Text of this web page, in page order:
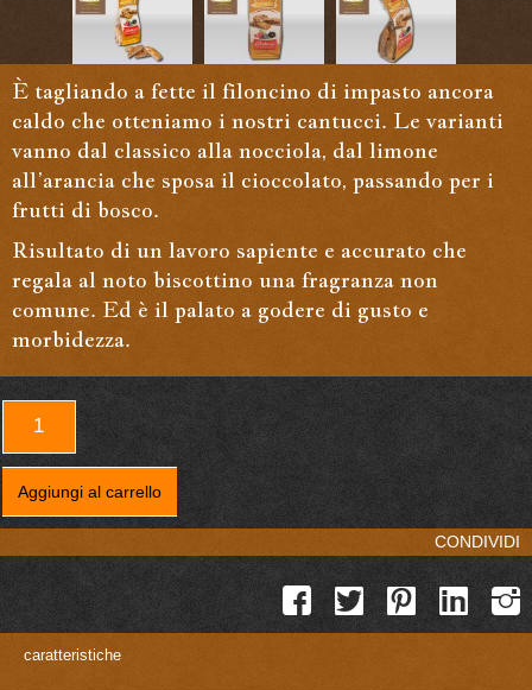
È tagliando a fette il filoncino di impasto ancora
caldo che otteniamo i nostri cantucci. Le varianti
vanno dal classico alla nocciola, dal limone
all’arancia che sposa il cioccolato, passando per i
frutti di bosco.
Risultato di un lavoro sapiente e accurato che
regala al noto biscottino una fragranza non
comune. Ed è il palato a godere di gusto e
morbidezza.
frutti
bosco
Aggiungi al carrello
CONDIVIDI
caratteristiche